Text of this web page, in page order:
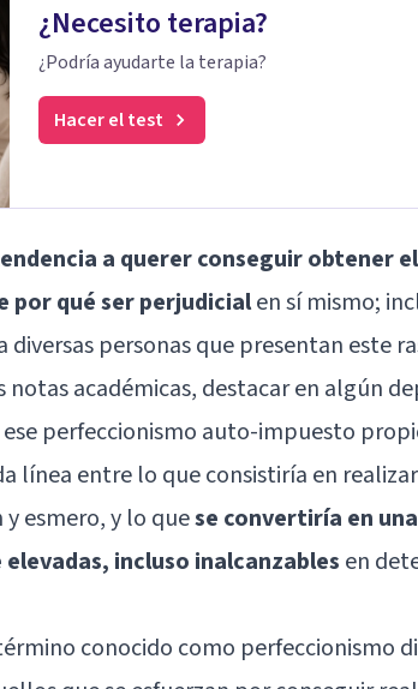
¿Necesito terapia?
¿Podría ayudarte la terapia?
Hacer el test
a querer conseguir obtener
por qué ser perjudicialen sí mismo;
personas que presentan este
notas académicas, destacar en algún
perfeccionismo auto-impuesto
línea entre lo que consistiría en
esmero, y lo quese convertiría en
incluso inalcanzables en
conocido como perfeccionismo